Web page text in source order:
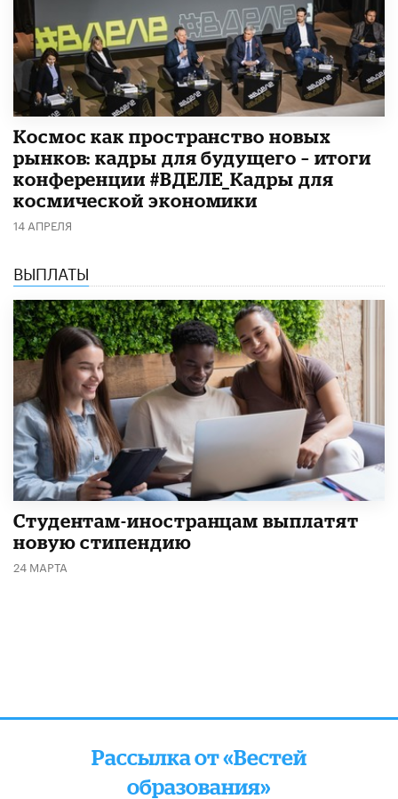
Космос как пространство новых
рынков: кадры для будущего – итоги
конференции #ВДЕЛЕ_Кадры для
космической экономики
14 АПРЕЛЯ
ВЫПЛАТЫ
Студентам-иностранцам выплатят
новую стипендию
24 МАРТА
Рассылка от «Вестей
образования»